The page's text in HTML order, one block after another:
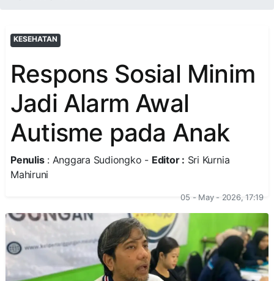
KESEHATAN
Respons Sosial Minim
Jadi Alarm Awal
Autisme pada Anak
Penulis: Anggara Sudiongko - Editor : Sri Kurnia
Mahiruni
05 - May - 2026, 17:19